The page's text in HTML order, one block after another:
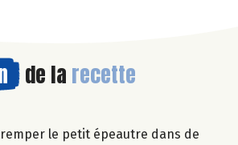
de la recette
le petit épeautre dans de